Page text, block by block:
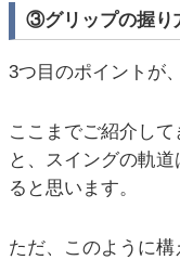
③グリップの握り
3つ目のポイントが
ここまでご紹介し
と、スイングの軌
ると思います。
ただ、このように構